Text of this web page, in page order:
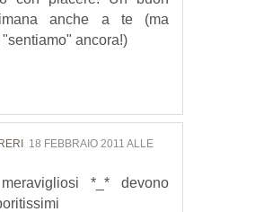
anche a te (ma
ancora!)
18 FEBBRAIO 2011 ALLE
*_* devono